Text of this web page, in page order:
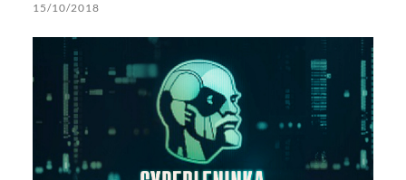
15/10/2018